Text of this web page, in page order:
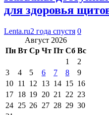
для здоровья
Lenta.ru2 года спустя 0
Август 2026
Пн Вт Ср Чт Пт Сб Вс
1
2
3
4 5 6 7 8
9
10 11 12 13 14 15 16
17 18 19 20 21 22 23
24 25 26 27 28 29 30